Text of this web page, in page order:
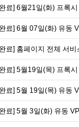
료] 6월21일(화) 프록
료] 6월 07일(화) 유동
료] 홈페이지 전체 서
료] 5월19일(목) 프록
료] 5월 19일(목) 유동
료] 5월 3일(화) 유동